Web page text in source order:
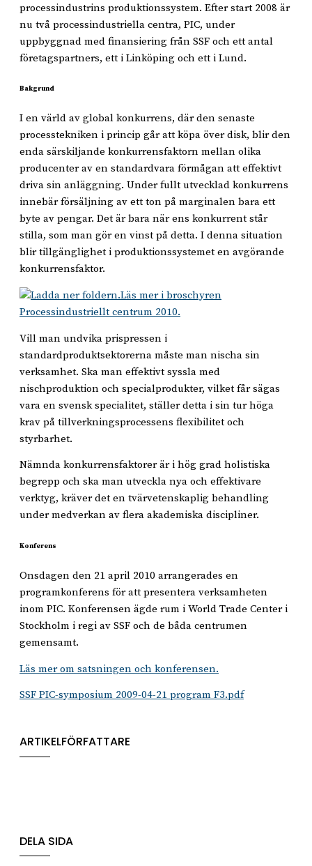
processindustrins produktionssystem. Efter start 2008 är
nu två processindustriella centra, PIC, under
uppbyggnad med finansiering från SSF och ett antal
företagspartners, ett i Linköping och ett i Lund.
Bakgrund
I en värld av global konkurrens, där den senaste
processtekniken i princip går att köpa över disk, blir den
enda särskiljande konkurrensfaktorn mellan olika
producenter av en standardvara förmågan att effektivt
driva sin anläggning. Under fullt utvecklad konkurrens
innebär försäljning av ett ton på marginalen bara ett
byte av pengar. Det är bara när ens konkurrent står
stilla, som man gör en vinst på detta. I denna situation
blir tillgänglighet i produktionssystemet en avgörande
konkurrensfaktor.
Läs mer i broschyren
Processindustriellt centrum 2010.
Vill man undvika prispressen i
standardproduktsektorerna måste man nischa sin
verksamhet. Ska man effektivt syssla med
nischproduktion och specialprodukter, vilket får sägas
vara en svensk specialitet, ställer detta i sin tur höga
krav på tillverkningsprocessens flexibilitet och
styrbarhet.
Nämnda konkurrensfaktorer är i hög grad holistiska
begrepp och ska man utveckla nya och effektivare
verktyg, kräver det en tvärvetenskaplig behandling
under medverkan av flera akademiska discipliner.
Konferens
Onsdagen den 21 april 2010 arrangerades en
programkonferens för att presentera verksamheten
inom PIC. Konferensen ägde rum i World Trade Center i
Stockholm i regi av SSF och de båda centrumen
gemensamt.
Läs mer om satsningen och konferensen.
SSF PIC-symposium 2009-04-21 program F3.pdf
ARTIKELFÖRFATTARE
DELA SIDA